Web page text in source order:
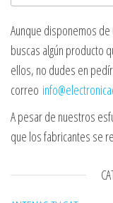
Aunque disponemos de
buscas algún producto
ellos, no dudes en
correo
A pesar de nuestros
que los fabricantes se